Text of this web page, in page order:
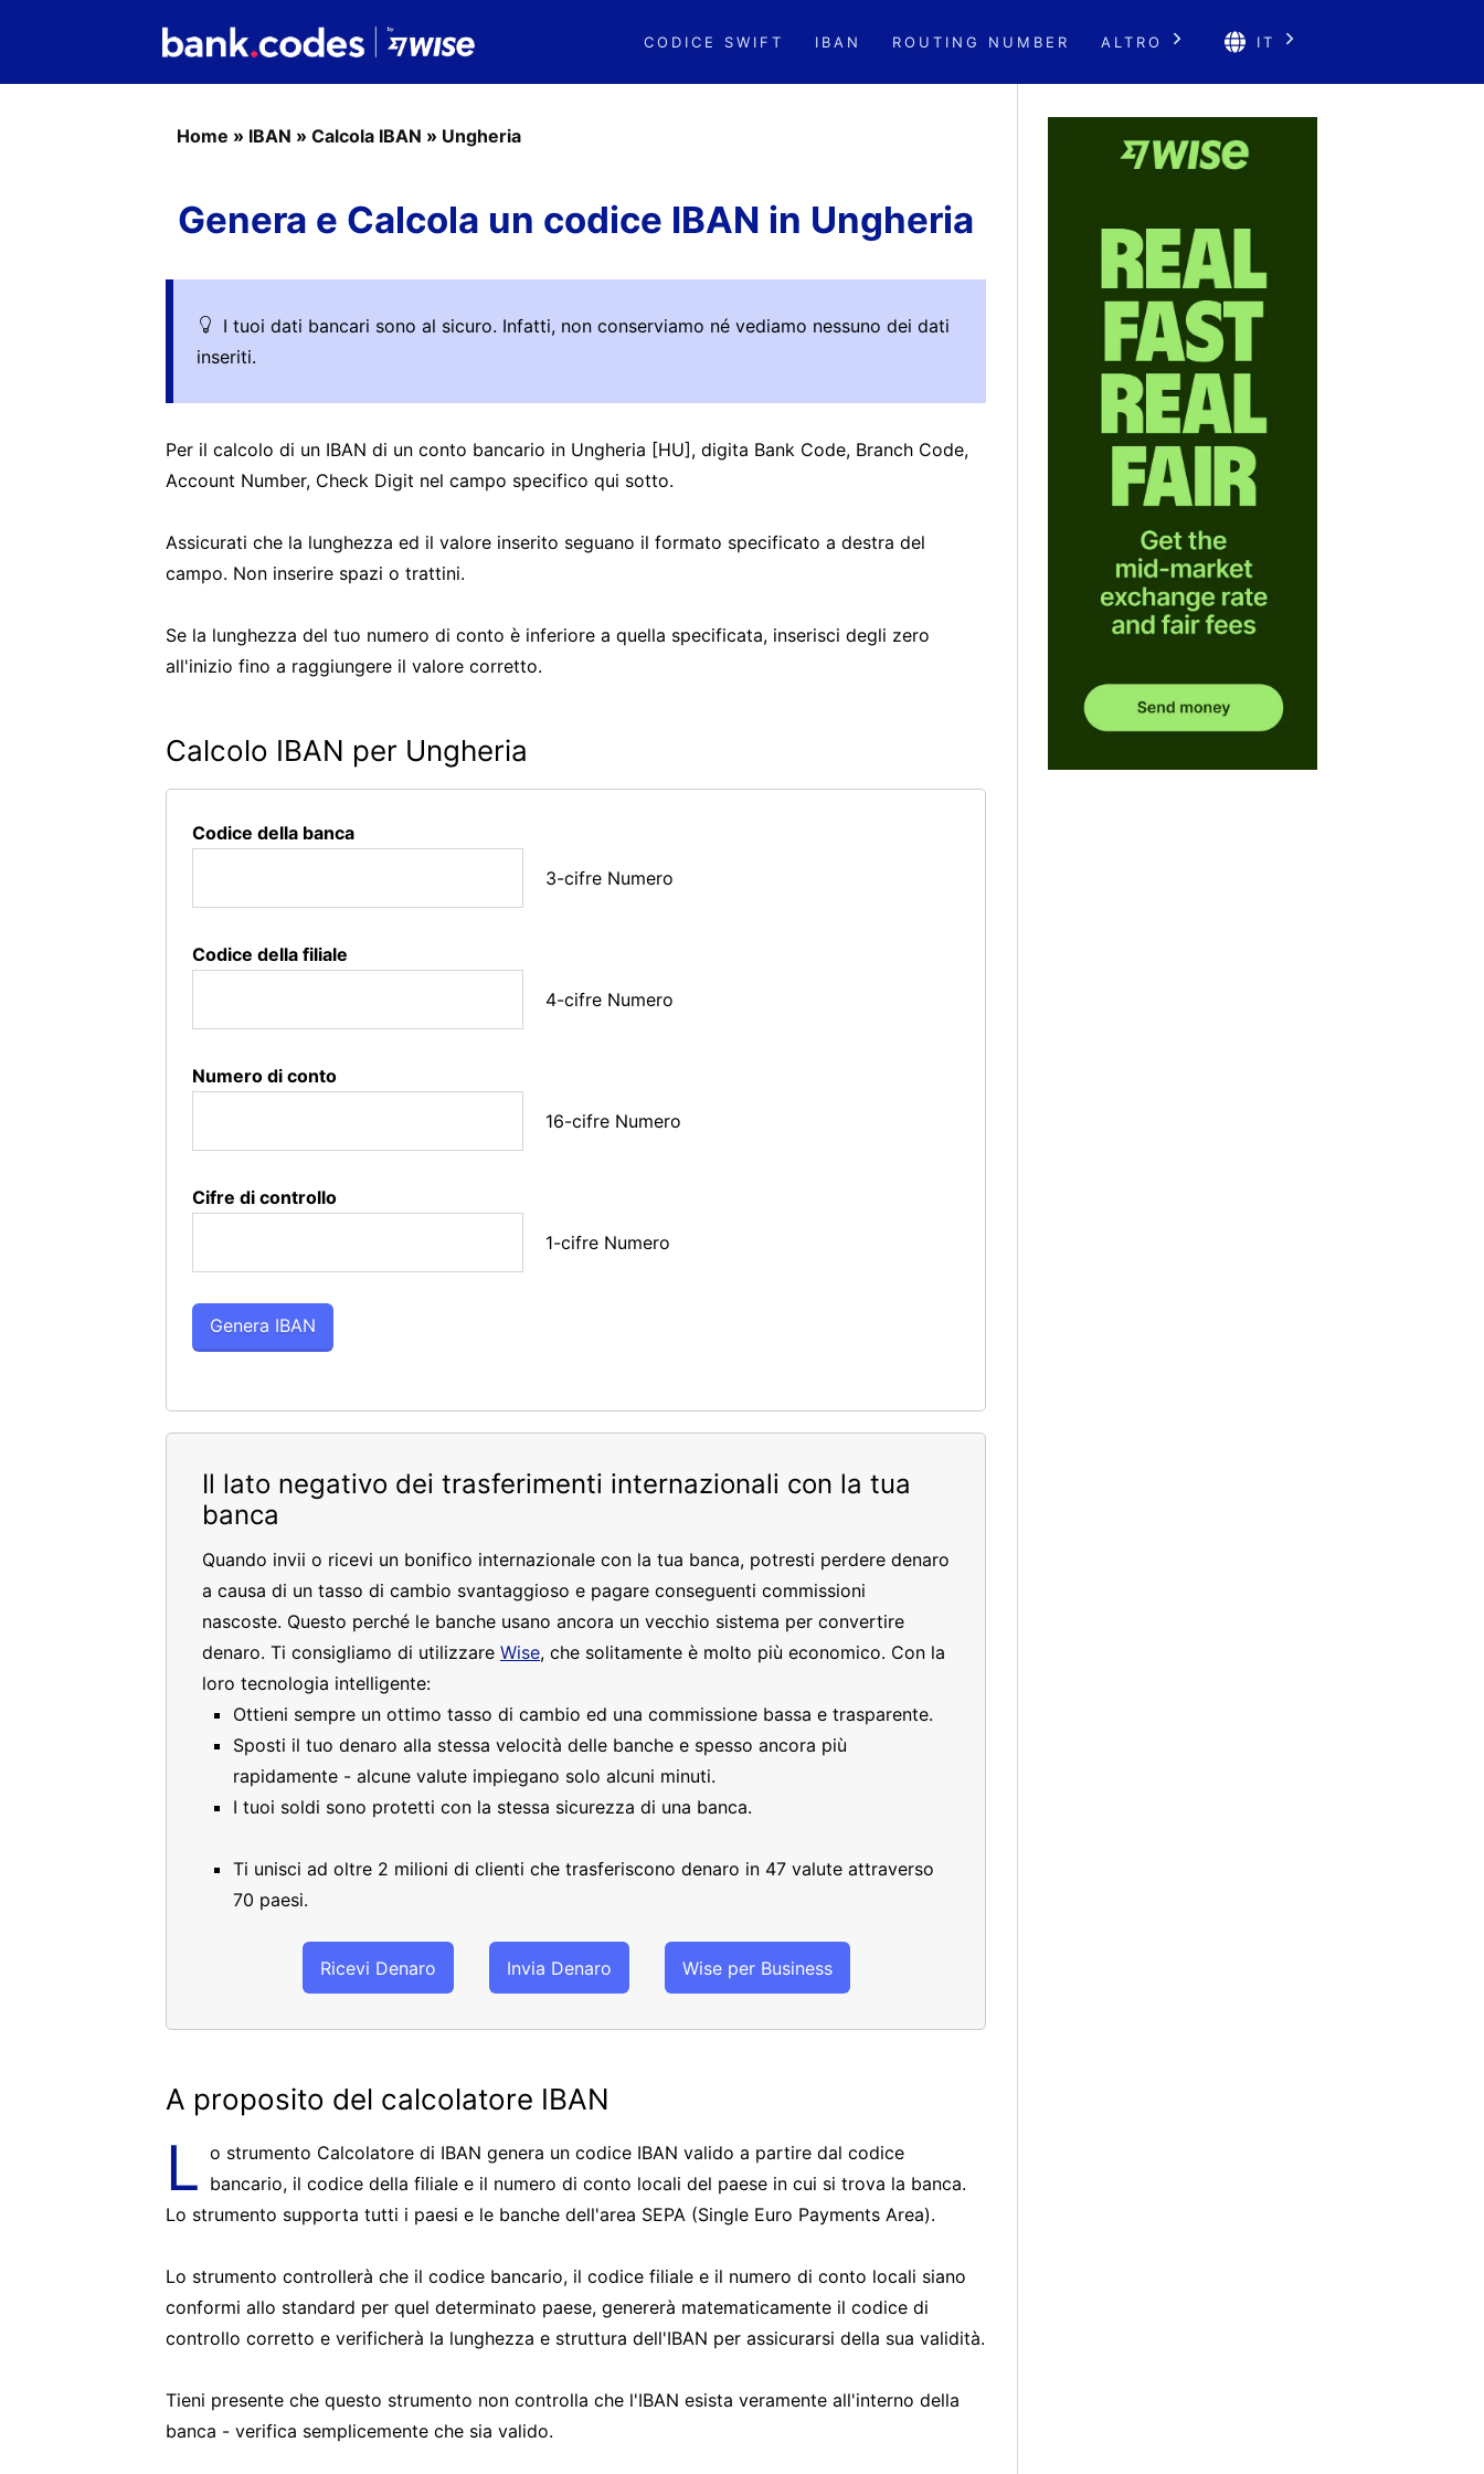
CODICE SWIFT IBAN ROUTING NUMBER ALTRO IT
Home » IBAN » Calcola IBAN » Ungheria
Genera e Calcola un codice IBAN in Ungheria
I tuoi dati bancari sono al sicuro. Infatti, non conserviamo né vediamo nessuno dei dati
inseriti.
Per il calcolo di un IBAN di un conto bancario in Ungheria [HU], digita Bank Code, Branch Code,
Account Number, Check Digit nel campo specifico qui sotto.
Assicurati che la lunghezza ed il valore inserito seguano il formato specificato a destra del
campo. Non inserire spazi o trattini.
Se la lunghezza del tuo numero di conto è inferiore a quella specificata, inserisci degli zero
all'inizio fino a raggiungere il valore corretto.
Calcolo IBAN per Ungheria
Codice della banca
3-cifre Numero
Codice della filiale
4-cifre Numero
Numero di conto
16-cifre Numero
Cifre di controllo
1-cifre Numero
Il lato negativo dei trasferimenti internazionali con la tua
banca
Quando invii o ricevi un bonifico internazionale con la tua banca, potresti perdere denaro
a causa di un tasso di cambio svantaggioso e pagare conseguenti commissioni
nascoste. Questo perché le banche usano ancora un vecchio sistema per convertire
denaro. Ti consigliamo di utilizzare Wise, che solitamente è molto più economico. Con la
loro tecnologia intelligente:
Ottieni sempre un ottimo tasso di cambio ed una commissione bassa e trasparente.
Sposti il tuo denaro alla stessa velocità delle banche e spesso ancora più
rapidamente - alcune valute impiegano solo alcuni minuti.
I tuoi soldi sono protetti con la stessa sicurezza di una banca.
Ti unisci ad oltre 2 milioni di clienti che trasferiscono denaro in 47 valute attraverso
70 paesi.
Ricevi Denaro Invia Denaro Wise per Business
A proposito del calcolatore IBAN
L o strumento Calcolatore di IBAN genera un codice IBAN valido a partire dal codice
bancario, il codice della filiale e il numero di conto locali del paese in cui si trova la banca.
Lo strumento supporta tutti i paesi e le banche dell'area SEPA (Single Euro Payments Area).
Lo strumento controllerà che il codice bancario, il codice filiale e il numero di conto locali siano
conformi allo standard per quel determinato paese, genererà matematicamente il codice di
controllo corretto e verificherà la lunghezza e struttura dell'IBAN per assicurarsi della sua validità.
Tieni presente che questo strumento non controlla che l'IBAN esista veramente all'interno della
banca - verifica semplicemente che sia valido.